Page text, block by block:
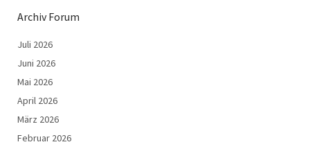
Archiv Forum
Juli 2026
Juni 2026
Mai 2026
April 2026
März 2026
Februar 2026